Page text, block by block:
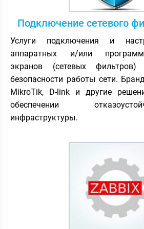
Подключение сетевого
Услуги подключения и
аппаратных и/или
экранов (сетевых фильтров)
безопасности работы сети.
MikroTik, D-link и другие
обеспечении
инфраструктуры.